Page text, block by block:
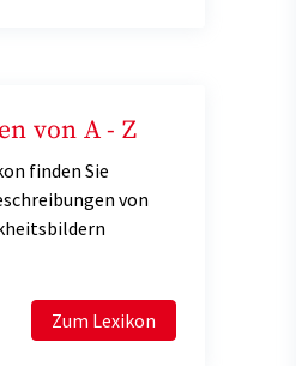
von A - Z
finden Sie
von
Zum Lexikon